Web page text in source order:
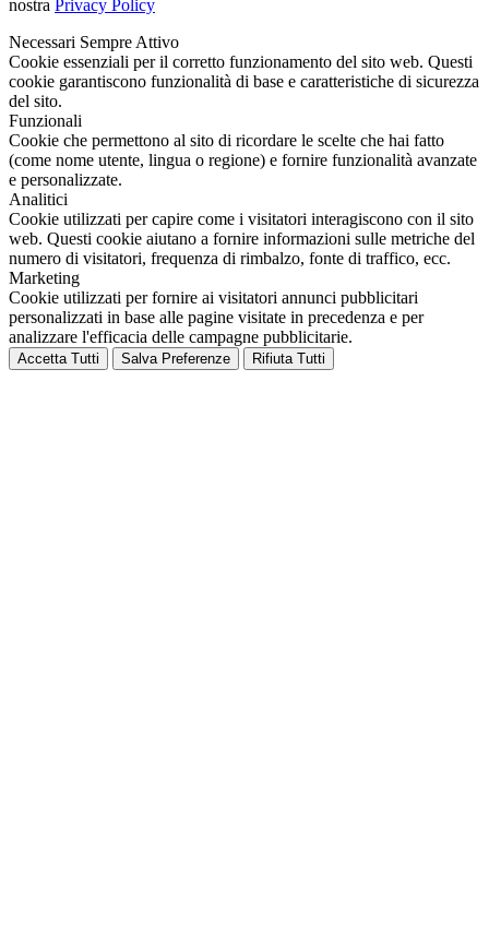
nostra Privacy Policy
Necessari Sempre Attivo
Cookie essenziali per il corretto funzionamento del sito web. Questi
cookie garantiscono funzionalità di base e caratteristiche di sicurezza
del sito.
Funzionali
Cookie che permettono al sito di ricordare le scelte che hai fatto
(come nome utente, lingua o regione) e fornire funzionalità avanzate
e personalizzate.
Analitici
Cookie utilizzati per capire come i visitatori interagiscono con il sito
web. Questi cookie aiutano a fornire informazioni sulle metriche del
numero di visitatori, frequenza di rimbalzo, fonte di traffico, ecc.
Marketing
Cookie utilizzati per fornire ai visitatori annunci pubblicitari
personalizzati in base alle pagine visitate in precedenza e per
analizzare l'efficacia delle campagne pubblicitarie.
Accetta Tutti Salva Preferenze Rifiuta Tutti